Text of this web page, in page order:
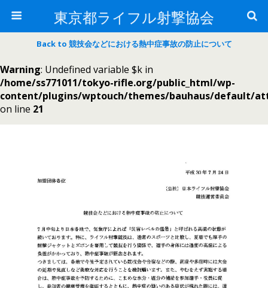
東京都ライフル射撃協会
Back to 競技会などにおける熱中症事故の防止について
Warning: Undefined variable $k in
/home/ss771011/tokyo-rifle.org/public_html/wp-
content/plugins/wptouch/themes/bauhaus/default/
on line 21